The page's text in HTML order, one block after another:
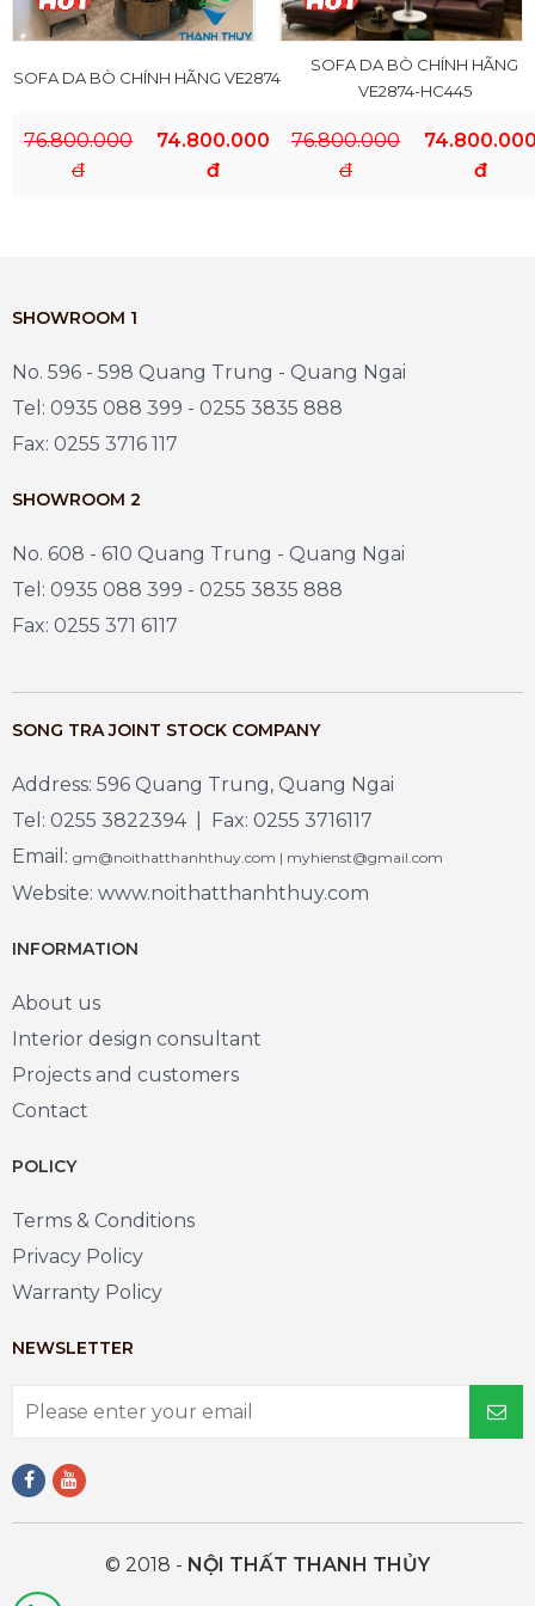
SOFA DA BÒ CHÍNH HÃNG VE2874
76.800.000
đ
74.800.000
đ
SOFA DA BÒ CHÍNH HÃNG
VE2874-HC445
76.800.000
đ
đ
SHOWROOM 1
No. 596 - 598 Quang Trung - Quang Ngai
Tel: 0935 088 399 - 0255 3835 888
Fax: 0255 3716 117
SHOWROOM 2
No. 608 - 610 Quang Trung - Quang Ngai
Tel: 0935 088 399 - 0255 3835 888
Fax: 0255 371 6117
SONG TRA JOINT STOCK COMPANY
Address: 596 Quang Trung, Quang Ngai
Tel: 0255 3822394 | Fax: 0255 3716117
Email: gm@noithatthanhthuy.com | myhienst@gmail.com
Website: www.noithatthanhthuy.com
INFORMATION
About us
Interior design consultant
Projects and customers
Contact
POLICY
Terms & Conditions
Privacy Policy
Warranty Policy
NEWSLETTER
© 2018 - NỘI THẤT THANH THỦY